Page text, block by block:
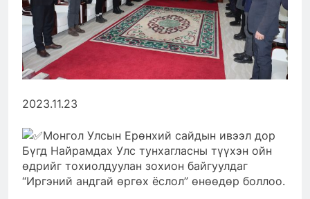
2023.11.23
Монгол Улсын Ерөнхий сайдын ивээл дор
Бүгд Найрамдах Улс тунхагласны түүхэн ойн
өдрийг тохиолдуулан зохион байгуулдаг
“Иргэний андгай өргөх ёслол” өнөөдөр боллоо.